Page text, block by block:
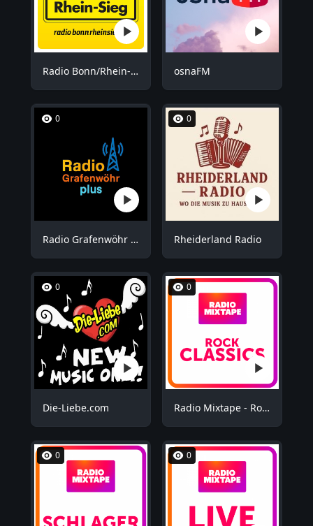
Radio Bonn/Rhein-Sieg osnaFM
0
Radio Grafenwöhr - Plus
0
Rheiderland Radio
0
Die-Liebe.com
0
Radio Mixtape - Rock Mix
0 0